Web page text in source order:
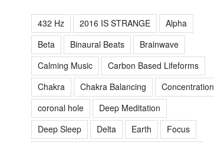
432 Hz 2016 IS STRANGE
Alpha
Beta
Binaural Beats
Brainwave
Calming Music
Carbon Based Lifeforms
Chakra
Chakra Balancing
Concentration
coronal hole
Deep Meditation
Deep Sleep
Delta Earth
Focus